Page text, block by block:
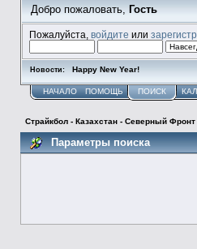
Добро пожаловать, Гость
Пожалуйста, войдите или
Новости: Happy New Year!
НАЧАЛО ПОМОЩЬ ПОИСК
Страйкбол - Казахстан - Северный Фронт
Параметры поиска